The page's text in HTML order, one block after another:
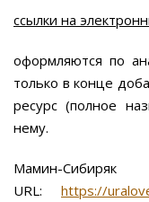
ссылки на
оформляются по
только в конце
ресурс (полное
нему.
Мамин-
URL: https://